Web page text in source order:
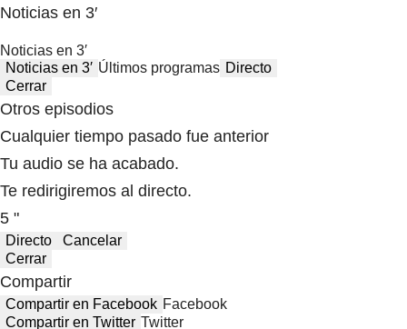
Noticias en 3′
Noticias en 3′
Noticias en 3′ Últimos programas Directo
Cerrar
Otros episodios
Cualquier tiempo pasado fue anterior
Tu audio se ha acabado.
Te redirigiremos al directo.
5 "
Directo
Cancelar
Cerrar
Compartir
Compartir en Facebook Facebook
Compartir en Twitter Twitter